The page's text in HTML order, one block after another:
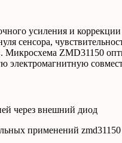
усиления и
сенсора,
ZMD31150
электромагнитную
через внешний диод